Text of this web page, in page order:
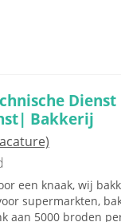
Bakkerij
een knaak, wij
supermarkten,
aan 5000 broden